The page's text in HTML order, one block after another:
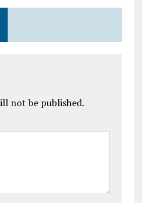
not be published.